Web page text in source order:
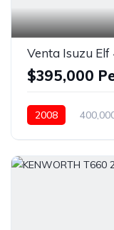
Venta Isuzu Elf
$395,000
2008